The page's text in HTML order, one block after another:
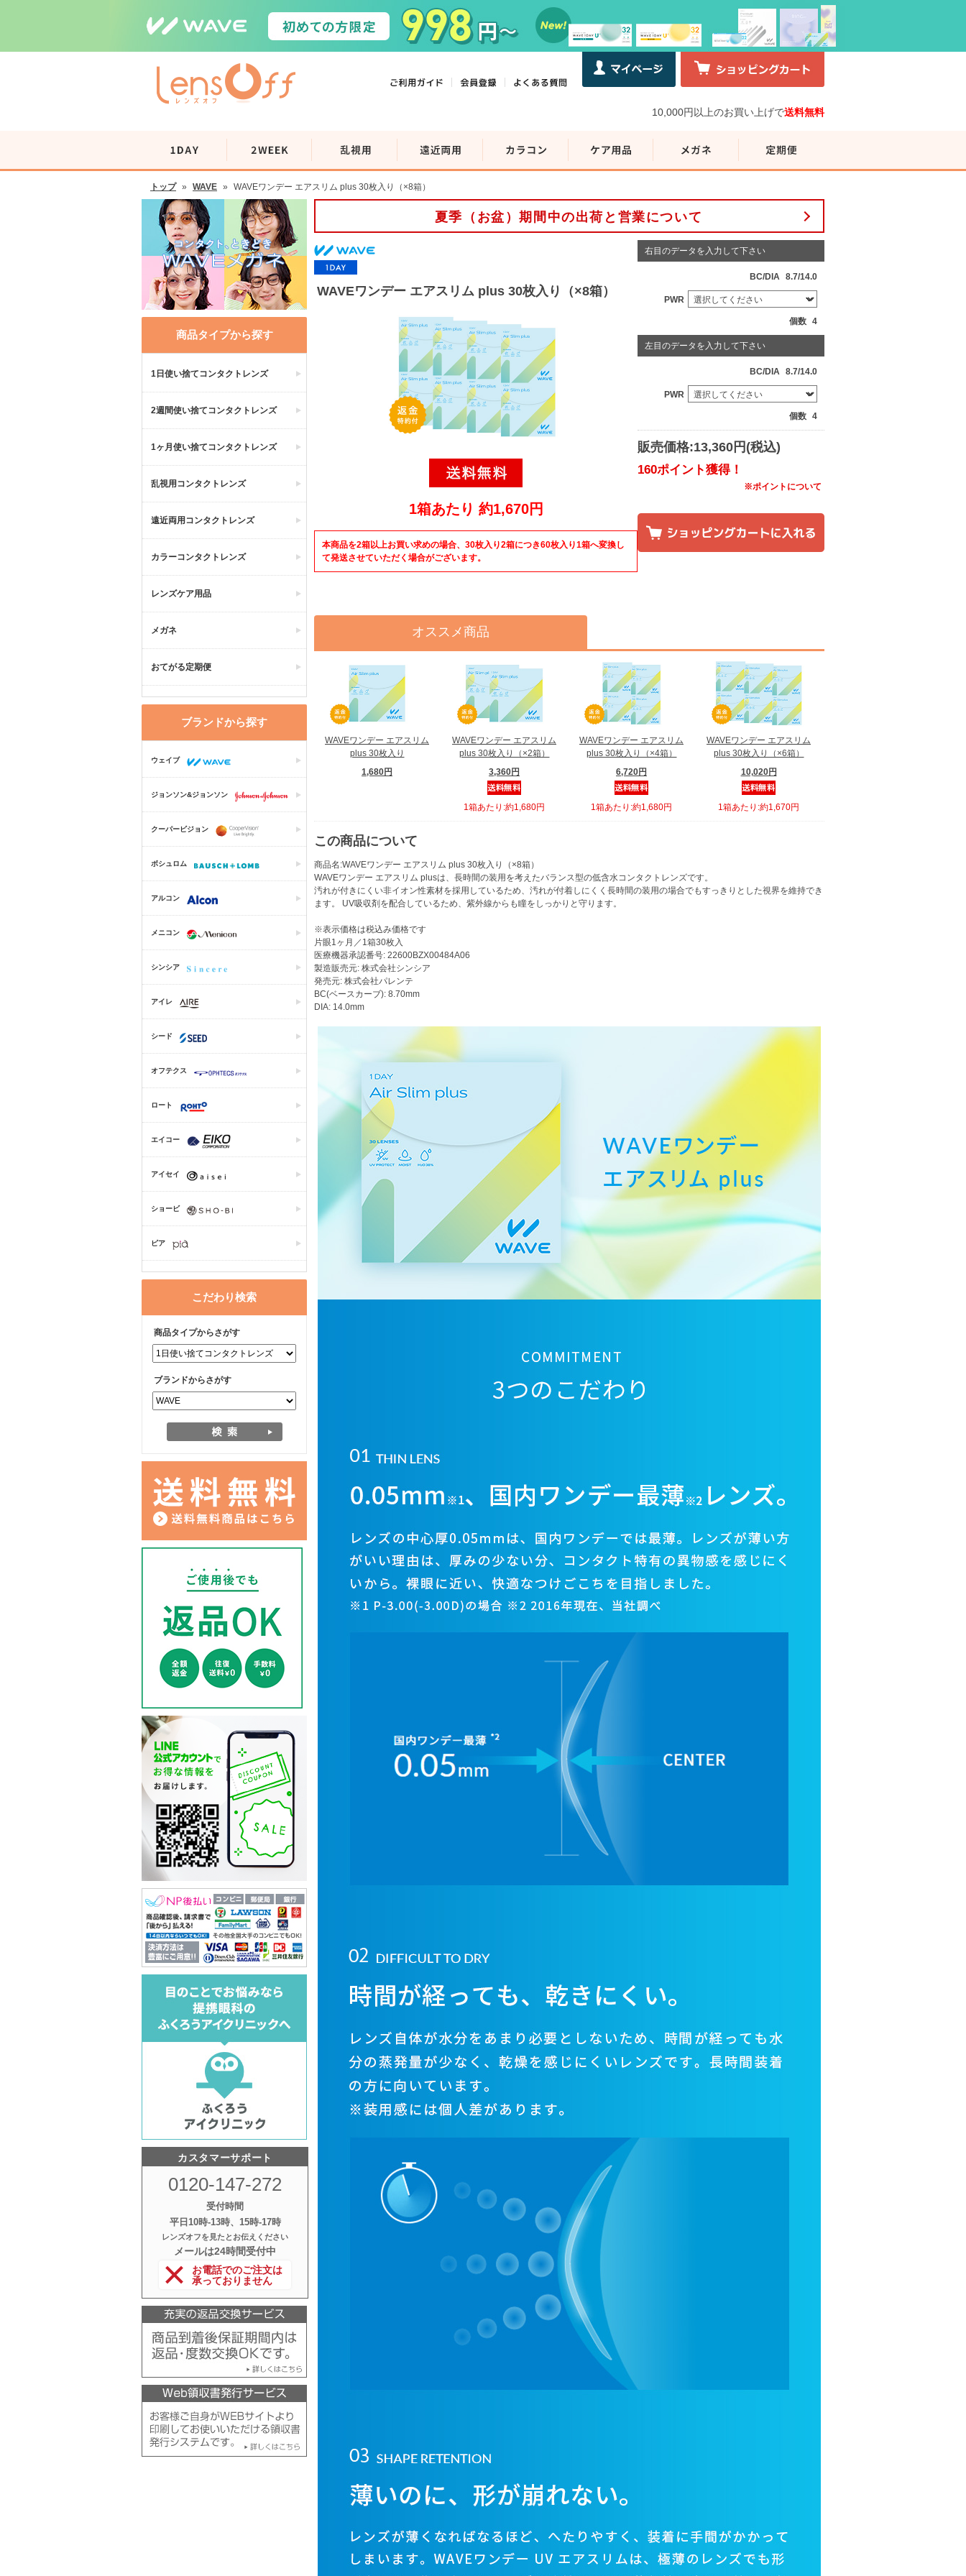
10,000円以上のお買い上げで送料無料
トップ » WAVE » WAVEワンデー エアスリム plus 30枚入り（×8箱）
商品タイプから探す
1日使い捨てコンタクトレンズ
2週間使い捨てコンタクトレンズ
1ヶ月使い捨てコンタクトレンズ
乱視用コンタクトレンズ
遠近両用コンタクトレンズ
カラーコンタクトレンズ
レンズケア用品
メガネ
おてがる定期便
ブランドから探す
ウェイブ
ジョンソン&ジョンソン
クーパービジョン
ボシュロム
アルコン
メニコン
シンシア
アイレ
シード
オフテクス
ロート
エイコー
アイセイ
ショービ
ピア
こだわり検索
商品タイプからさがす
ブランドからさがす
カスタマーサポート
0120-147-272
受付時間
平日10時‐13時、15時‐17時
レンズオフを見たとお伝えください
メールは24時間受付中
お電話でのご注文は
承っておりません
夏季（お盆）期間中の出荷と営業について
WAVEワンデー エアスリム plus 30枚入り（×8箱）
1箱あたり 約1,670円
本商品を2箱以上お買い求めの場合、30枚入り2箱につき60枚入り1箱へ変換し
て発送させていただく場合がございます。
右目のデータを入力して下さい
BC/DIA 8.7/14.0
PWR
個数 4
左目のデータを入力して下さい
BC/DIA 8.7/14.0
PWR
個数 4
販売価格:13,360円(税込)
160ポイント獲得！
※ポイントについて
オススメ商品
WAVEワンデー エアスリム
plus 30枚入り
1,680円
WAVEワンデー エアスリム
plus 30枚入り（×2箱）
3,360円
1箱あたり:約1,680円
WAVEワンデー エアスリム
plus 30枚入り（×4箱）
6,720円
1箱あたり:約1,680円
WAVEワンデー エアスリム
plus 30枚入り（×6箱）
10,020円
1箱あたり:約1,670円
この商品について
商品名:WAVEワンデー エアスリム plus 30枚入り（×8箱）
WAVEワンデー エアスリム plusは、長時間の装用を考えたバランス型の低含水コンタクトレンズです。
汚れが付きにくい非イオン性素材を採用しているため、汚れが付着しにくく長時間の装用の場合でもすっきりとした視界を維持でき
ます。 UV吸収剤を配合しているため、紫外線からも瞳をしっかりと守ります。
※表示価格は税込み価格です
片眼1ヶ月／1箱30枚入
医療機器承認番号: 22600BZX00484A06
製造販売元: 株式会社シンシア
発売元: 株式会社パレンテ
BC(ベースカーブ): 8.70mm
DIA: 14.0mm